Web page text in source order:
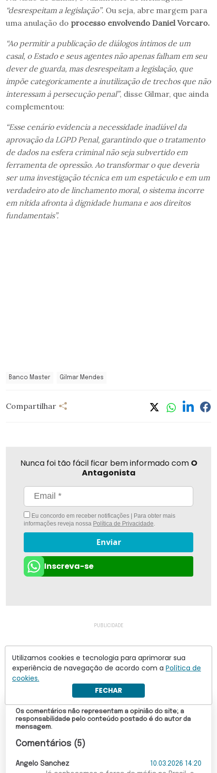
“desrespeitam a legislação”. Ou seja, abre margem para
uma anulação do processo envolvendo Daniel Vorcaro.
“Ao permitir a publicação de diálogos íntimos de um
casal, o Estado e seus agentes não apenas falham em seu
dever de guarda, mas desrespeitam a legislação, que
impõe categoricamente a inutilização de trechos que não
interessam à persecução penal”, disse Gilmar, que ainda
complementou:
“Esse cenário evidencia a necessidade inadiável da
aprovação da LGPD Penal, garantindo que o tratamento
de dados na esfera criminal não seja subvertido em
ferramenta de opressão. Ao transformar o que deveria
ser uma investigação técnica em um espetáculo e em um
verdadeiro ato de linchamento moral, o sistema incorre
em nítida afronta à dignidade humana e aos direitos
fundamentais”.
Banco Master Gilmar Mendes
Compartilhar
Nunca foi tão fácil ficar bem informado com O
Antagonista
Eu concordo em receber notificações | Para obter mais
informações reveja nossa Política de Privacidade.
Enviar
Inscreva-se
Os comentários não representam a opinião do site; a
responsabilidade pelo conteúdo postado é do autor da
mensagem.
Comentários (5)
Angelo Sanchez
10.03.2026 14:20
Utilizamos cookies e tecnologia para aprimorar sua
experiência de navegação de acordo com a Política de
cookies.
FECHAR